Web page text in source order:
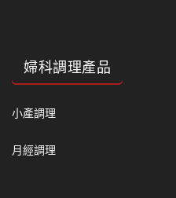
婦科調理產品
小產調理
月經調理